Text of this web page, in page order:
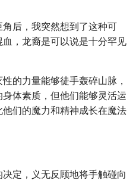
后，我突然想到了这种可
，龙裔是可以说是十分罕见
的力量能够徒手轰碎山脉，
体素质，但他们能够灵活运
们的魔力和精神成长在魔法
定，义无反顾地将手触碰向